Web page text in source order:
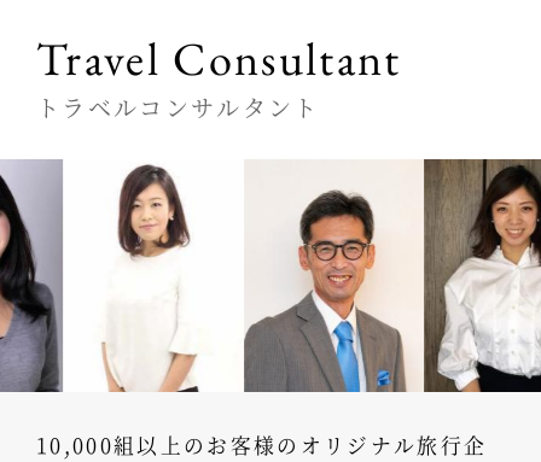
Travel Consultant
トラベルコンサルタント
10,000組以上のお客様のオリジナル旅行企